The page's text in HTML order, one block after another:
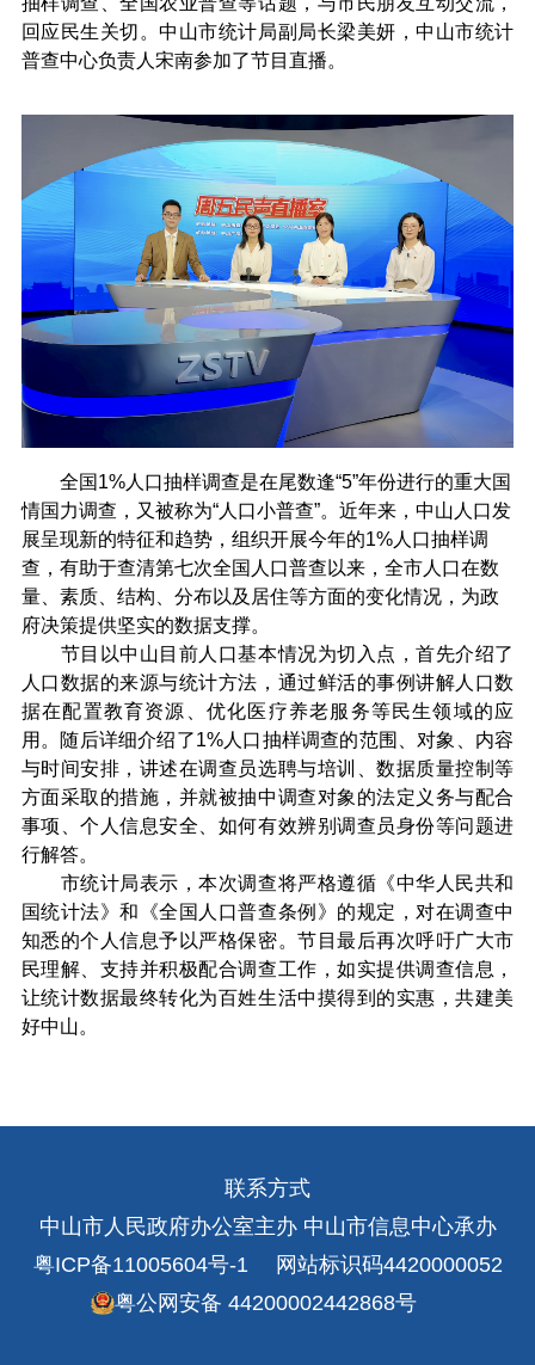
回应民生关切。中山市统计局副局长梁美妍，中山市统计
普查中心负责人宋南参加了节目直播。
全国1%人口抽样调查是在尾数逢“5”年份进行的重大国
情国力调查，又被称为“人口小普查”。近年来，中山人口发
展呈现新的特征和趋势，组织开展今年的1%人口抽样调
查，有助于查清第七次全国人口普查以来，全市人口在数
量、素质、结构、分布以及居住等方面的变化情况，为政
府决策提供坚实的数据支撑。
节目以中山目前人口基本情况为切入点，首先介绍了
人口数据的来源与统计方法，通过鲜活的事例讲解人口数
据在配置教育资源、优化医疗养老服务等民生领域的应
用。随后详细介绍了1%人口抽样调查的范围、对象、内容
与时间安排，讲述在调查员选聘与培训、数据质量控制等
方面采取的措施，并就被抽中调查对象的法定义务与配合
事项、个人信息安全、如何有效辨别调查员身份等问题进
行解答。
市统计局表示，本次调查将严格遵循《中华人民共和
国统计法》和《全国人口普查条例》的规定，对在调查中
知悉的个人信息予以严格保密。节目最后再次呼吁广大市
民理解、支持并积极配合调查工作，如实提供调查信息，
让统计数据最终转化为百姓生活中摸得到的实惠，共建美
好中山。
联系方式
中山市人民政府办公室主办 中山市信息中心承办
粤ICP备11005604号-1
网站标识码4420000052
粤公网安备 44200002442868号